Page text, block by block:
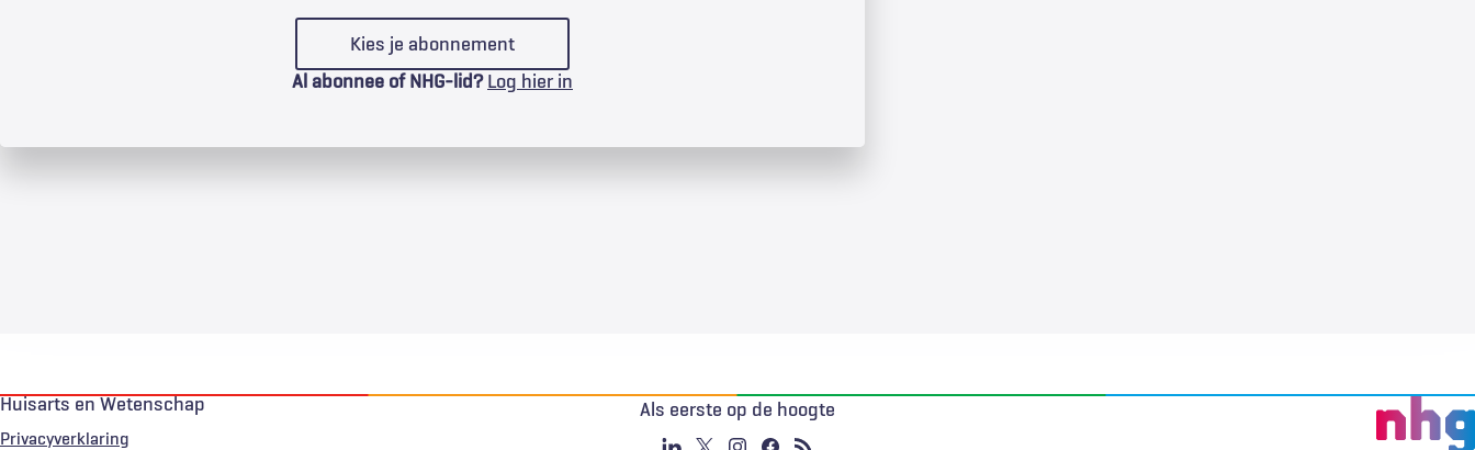
Kies je abonnement
Al abonnee of NHG-lid? Log hier in
Huisarts en Wetenschap
Privacyverklaring
Als eerste op de hoogte